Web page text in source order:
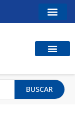
BUSCAR